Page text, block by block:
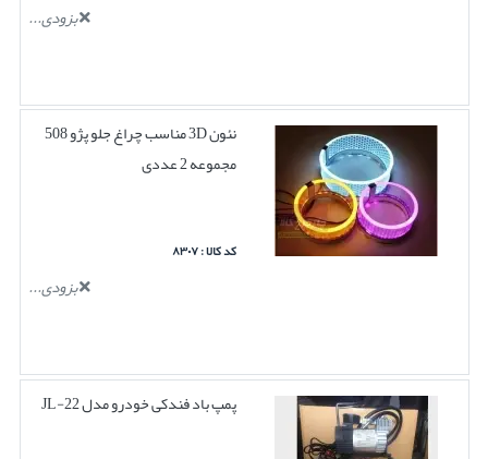
بزودی...
نئون 3D مناسب چراغ جلو پژو 508
مجموعه 2 عددی
کد کالا : ۸۳۰۷
بزودی...
پمپ باد فندکی خودرو مدل JL-22